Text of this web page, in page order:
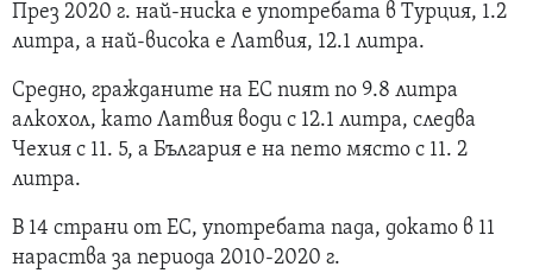
През 2020 г. най-ниска е употребата в Турция, 1.2
литра, а най-висока е Латвия, 12.1 литра.
Средно, гражданите на ЕС пият по 9.8 литра
алкохол, като Латвия води с 12.1 литра, следва
Чехия с 11. 5, а България е на пето място с 11. 2
литра.
В 14 страни от ЕС, употребата пада, докато в 11
нараства за периода 2010-2020 г.